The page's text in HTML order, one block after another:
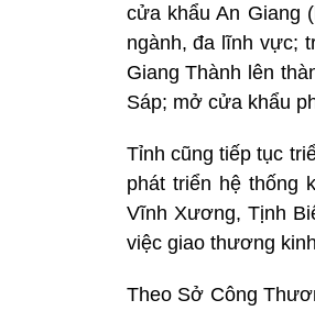
cửa khẩu An Giang
ngành, đa lĩnh vực;
Giang Thành lên
Sáp; mở cửa khẩu
Tỉnh cũng tiếp tục
phát triển hệ thống
Vĩnh Xương, Tịnh
việc giao thương
Theo Sở Công